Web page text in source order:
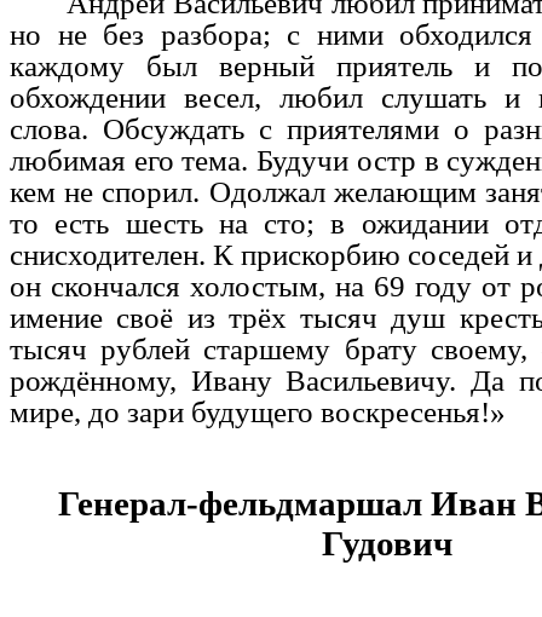
но не без разбора; с ними обходился
каждому был верный приятель и
обхождении весел, любил слушать и
слова. Обсуждать с приятелями о
любимая его тема. Будучи остр в
кем не спорил. Одолжал желающим
то есть шесть на сто; в ожидании
снисходителен. К прискорбию соседей
он скончался холостым, на 69 году от
имение своё из трёх тысяч душ
тысяч рублей старшему брату
рождённому, Ивану Васильевичу. Да
мире, до зари будущего воскресенья!»
Генерал-фельдмаршал Иван
Гудович